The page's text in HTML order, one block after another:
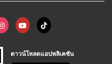
ดาวน์โหลดแอปพลิเคชัน